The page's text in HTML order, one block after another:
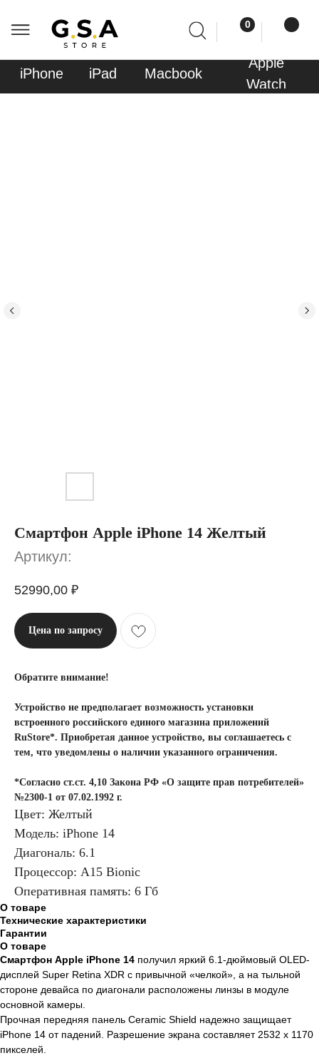
Watch
Смартфон Apple iPhone 14 Желтый
Артикул:
52990,00 ₽
Цена по запросу
Обратите внимание!
Устройство не предполагает возможность установки
встроенного российского единого магазина приложений
RuStore*. Приобретая данное устройство, вы соглашаетесь с
тем, что уведомлены о наличии указанного ограничения.
*Согласно ст.ст. 4,10 Закона РФ «О защите прав потребителей»
№2300-1 от 07.02.1992 г.
Цвет: Желтый
Модель: iPhone 14
Диагональ: 6.1
Процессор: A15 Bionic
Оперативная память: 6 Гб
О товаре
Технические характеристики
Гарантии
О товаре
Смартфон Apple iPhone 14 получил яркий 6.1-дюймовый OLED-
дисплей Super Retina XDR с привычной «челкой», а на тыльной
стороне девайса по диагонали расположены линзы в модуле
основной камеры.
Прочная передняя панель Ceramic Shield надежно защищает
iPhone 14 от падений. Разрешение экрана составляет 2532 x 1170
пикселей.